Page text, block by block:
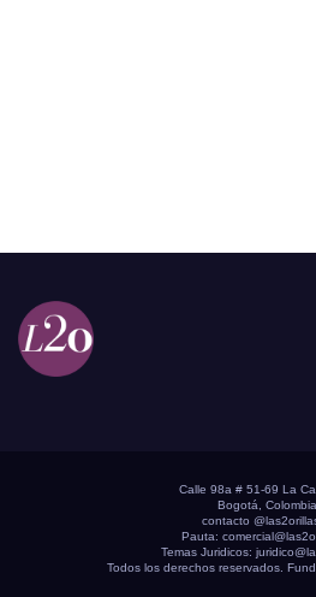
Calle 98a # 51-69 La
Bogotá, Colombia.
contacto
Pauta:
Temas Juridicos:
Todos los derechos reservados.